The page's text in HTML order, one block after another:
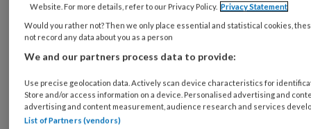
syndroom. Daarbij ontwikkelt een baby zich
ogenschijnlijk normaal, totdat de ontwikkeling
achteruit gaat. Kinderen met het Rett-
syndroom zijn volledig afhankelijk van hun
ouders.
Website. For more details, refer to our Privacy Policy. Privacy Statement
Would you rather not? Then we only place essential and statistical cookies,
not record any data about you as a person
We and our partners process data to provide:
Use precise geolocation data. Actively scan device characteristics for
Store and/or access information on a device. Personalised advertising and
advertising and content measurement, audience research and services
List of Partners (vendors)